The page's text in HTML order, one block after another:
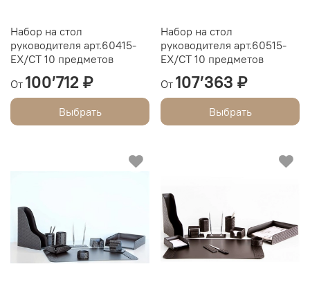
Набор на стол
руководителя арт.60415-
EX/СТ 10 предметов
От 100’712 ₽
Выбрать
Набор на стол
руководителя арт.60515-
EX/СТ 10 предметов
От 107’363 ₽
Выбрать